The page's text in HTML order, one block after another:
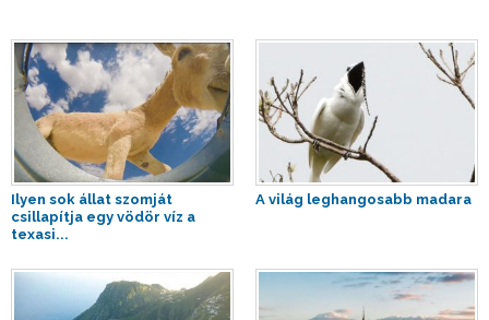
Ilyen sok állat szomját
csillapítja egy vödör víz a
texasi...
A világ leghangosabb madara